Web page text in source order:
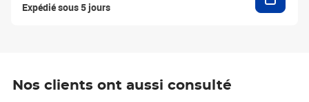
Expédié sous 5 jours
Nos clients ont aussi consulté